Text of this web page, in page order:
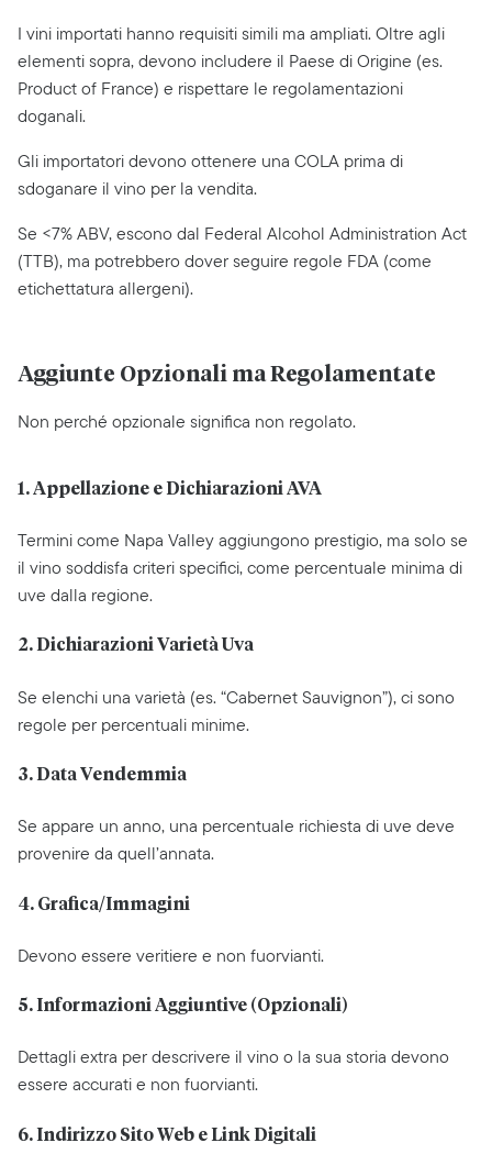
I vini importati hanno requisiti simili ma ampliati. Oltre agli
elementi sopra, devono includere il Paese di Origine (es.
Product of France) e rispettare le regolamentazioni
doganali.
Gli importatori devono ottenere una COLA prima di
sdoganare il vino per la vendita.
Se <7% ABV, escono dal Federal Alcohol Administration Act
(TTB), ma potrebbero dover seguire regole FDA (come
etichettatura allergeni).
Aggiunte Opzionali ma Regolamentate
Non perché opzionale significa non regolato.
1. Appellazione e Dichiarazioni AVA
Termini come Napa Valley aggiungono prestigio, ma solo se
il vino soddisfa criteri specifici, come percentuale minima di
uve dalla regione.
2. Dichiarazioni Varietà Uva
Se elenchi una varietà (es. “Cabernet Sauvignon”), ci sono
regole per percentuali minime.
3. Data Vendemmia
Se appare un anno, una percentuale richiesta di uve deve
provenire da quell’annata.
4. Grafica/Immagini
Devono essere veritiere e non fuorvianti.
5. Informazioni Aggiuntive (Opzionali)
Dettagli extra per descrivere il vino o la sua storia devono
essere accurati e non fuorvianti.
6. Indirizzo Sito Web e Link Digitali